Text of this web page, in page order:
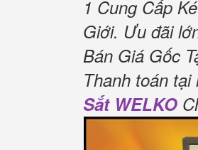
1 Cung Cấp
Giới. Ưu đãi
Bán Giá Gốc
Thanh toán
Sắt WELKO